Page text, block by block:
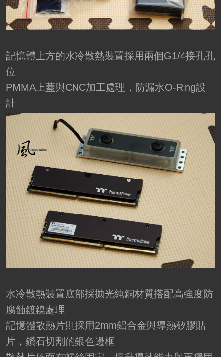
記憶體上方的水冷散熱裝置採用兩個G1/4接孔孔
位
PMMA上蓋與CNC加工處理，防漏水O-Ring設
計
水冷散熱裝置底部採拋光純銅材質搭配高強度防
腐蝕鍍鎳處理
記憶體散熱片則採用2mm鋁合金與導熱矽膠貼
片，鑽石切割的銀色邊框